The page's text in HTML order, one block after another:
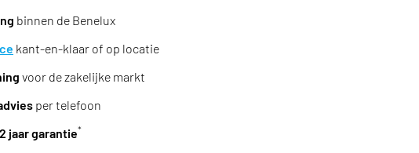
binnen de Benelux
kant-en-klaar of op locatie
voor de zakelijke markt
per telefoon
2 jaar garantie*